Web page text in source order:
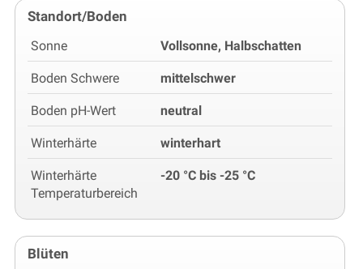
Standort/Boden
Sonne Vollsonne, Halbschatten
Boden Schwere mittelschwer
Boden pH-Wert neutral
Winterhärte winterhart
Winterhärte
Temperaturbereich
-20 °C bis -25 °C
Blüten